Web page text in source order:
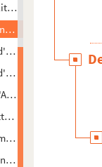
française d'Alain
au service
Recoing, du 31/
Recoing, du 23/
Recoing, du 09/
de sécurité sociale
n°21 à 23
1979